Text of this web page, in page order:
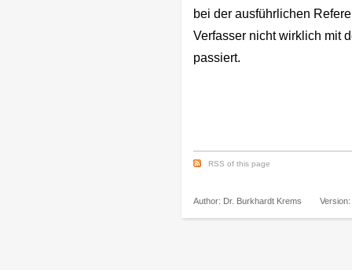
bei der ausführlichen
Verfasser nicht wirklich mit
passiert.
RSS of this page
Author: Dr. Burkhardt Krems Version: